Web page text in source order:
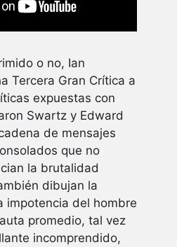
o no, Ian
Tercera Gran Crítica a
expuestas con
Swartz y Edward
de mensajes
que no
la brutalidad
dibujan la
impotencia del hombre
promedio, tal vez
incomprendido,